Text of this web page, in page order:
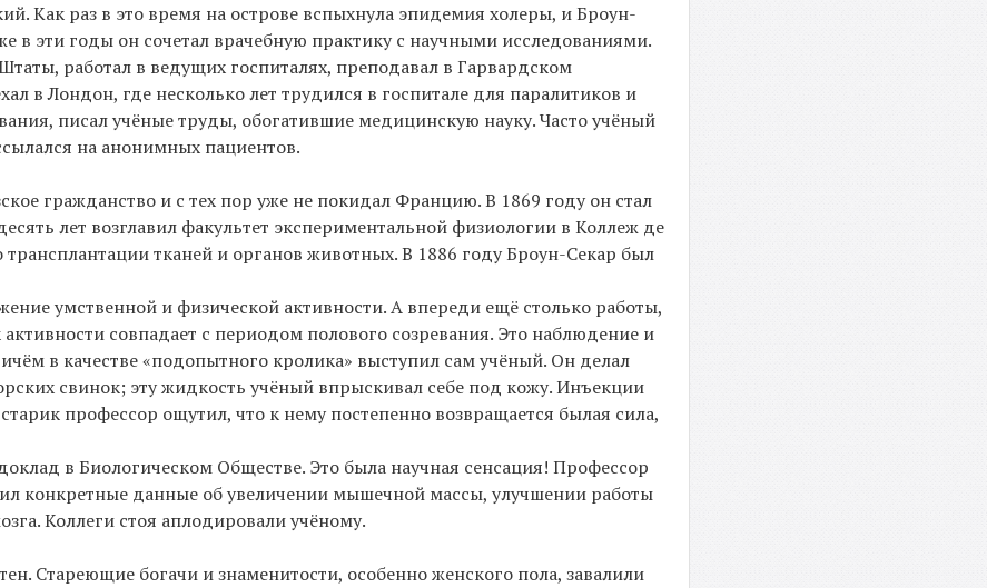
Как раз в это время на острове вспыхнула эпидемия холеры, и Броун-
в эти годы он сочетал врачебную практику с научными исследованиями.
работал в ведущих госпиталях, преподавал в Гарвардском
в Лондон, где несколько лет трудился в госпитале для паралитиков и
писал учёные труды, обогатившие медицинскую науку. Часто учёный
на анонимных пациентов.
гражданство и с тех пор уже не покидал Францию. В 1869 году он стал
лет возглавил факультет экспериментальной физиологии в Коллеж де
тканей и органов животных. В 1886 году Броун-Секар был
умственной и физической активности. А впереди ещё столько работы,
совпадает с периодом полового созревания. Это наблюдение и
в качестве «подопытного кролика» выступил сам учёный. Он делал
свинок; эту жидкость учёный впрыскивал себе под кожу. Инъекции
профессор ощутил, что к нему постепенно возвращается былая сила,
в Биологическом Обществе. Это была научная сенсация! Профессор
конкретные данные об увеличении мышечной массы, улучшении работы
Коллеги стоя аплодировали учёному.
Стареющие богачи и знаменитости, особенно женского пола, завалили